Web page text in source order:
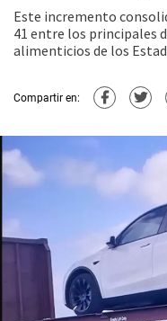
Este incremento
41 entre los principales
alimenticios de los
Compartir en: